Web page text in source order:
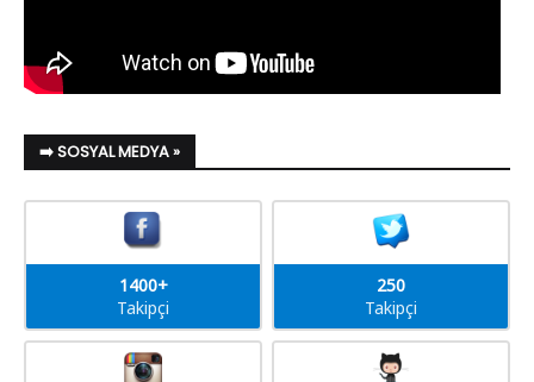
➡️ SOSYAL MEDYA »
1400+
Takipçi
250
Takipçi